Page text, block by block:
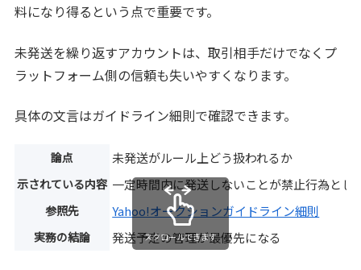
料になり得るという点で重要です。
未発送を繰り返すアカウントは、取引相手だけでなくプ
ラットフォーム側の信頼も失いやすくなります。
具体の文言はガイドライン細則で確認できます。
論点 未発送がルール上どう扱われるか
示されている内容 一定時間内に発送しないことが禁止行為とし
参照先 Yahoo!オークションガイドライン細則
実務の結論 発送予定の管理が最優先になる
スクロールできます